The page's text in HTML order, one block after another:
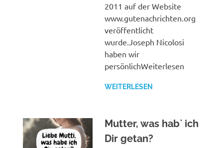
2011 auf der Website
www.gutenachrichten.org
veröffentlicht
wurde.Joseph Nicolosi
haben wir
persönlichWeiterlesen
WEITERLESEN
Mutter, was hab` ich
Dir getan?